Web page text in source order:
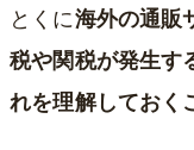
とくに海外の通販
税や関税が発生す
れを理解しておく